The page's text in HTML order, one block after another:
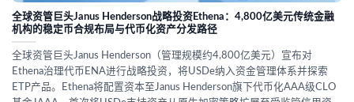
全球资管巨头Janus Henderson战略投资Ethena：4,800亿美元传统金融
机构的稳定币合规布局与代币化资产分发路径
全球资管巨头Janus Henderson（管理规模约4,800亿美元）宣布对
Ethena治理代币ENA进行战略投资，将USDe纳入资金管理体系并探索
ETP产品。Ethena将配置资本至Janus Henderson旗下代币化AAA级CLO